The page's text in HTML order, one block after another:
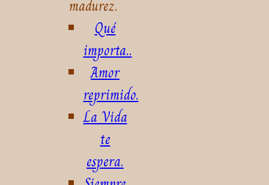
madurez.
Qué
importa..
Amor
reprimido.
La Vida
te
espera.